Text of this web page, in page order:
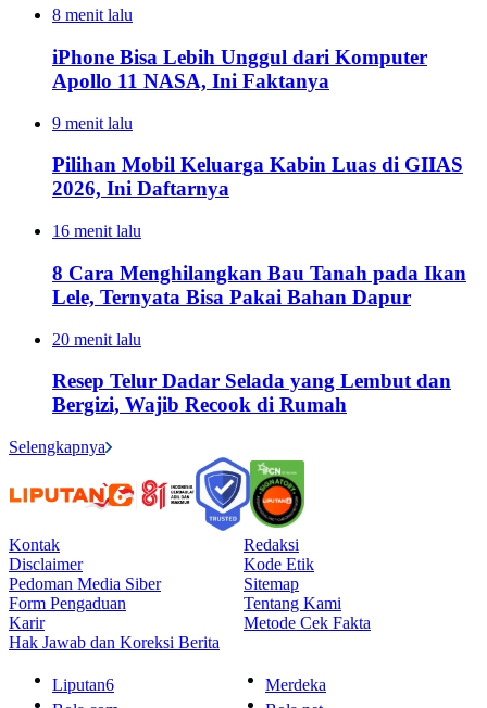
8 menit lalu
iPhone Bisa Lebih Unggul dari Komputer
Apollo 11 NASA, Ini Faktanya
9 menit lalu
Pilihan Mobil Keluarga Kabin Luas di GIIAS
2026, Ini Daftarnya
16 menit lalu
8 Cara Menghilangkan Bau Tanah pada Ikan
Lele, Ternyata Bisa Pakai Bahan Dapur
20 menit lalu
Resep Telur Dadar Selada yang Lembut dan
Bergizi, Wajib Recook di Rumah
Selengkapnya
Kontak
Redaksi
Disclaimer
Kode Etik
Pedoman Media Siber
Sitemap
Form Pengaduan
Tentang Kami
Karir
Metode Cek Fakta
Hak Jawab dan Koreksi Berita
Liputan6
Merdeka